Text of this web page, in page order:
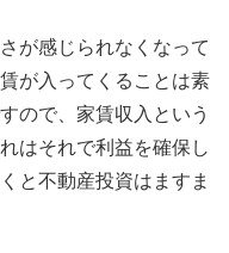
が感じられなくなって
が入ってくることは素
ので、家賃収入という
はそれで利益を確保し
と不動産投資はますま